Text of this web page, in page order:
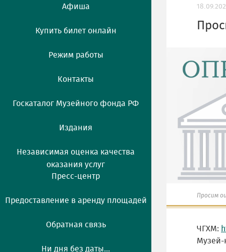
Афиша
Купить билет онлайн
Режим работы
Контакты
Госкаталог Музейного фонда РФ
Издания
Независимая оценка качества
оказания услуг
Пресс-центр
Предоставление в аренду площадей
Обратная связь
Ни дня без даты...
Просим
ЧГХМ:
Музей-